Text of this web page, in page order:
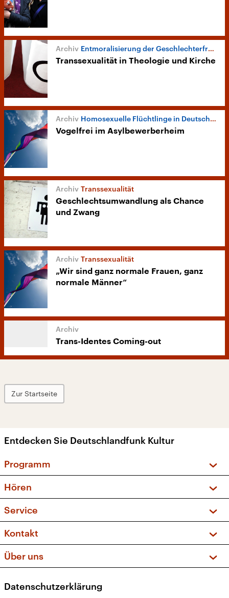
Entmoralisierung der Geschlechterfrage
Transsexualität in Theologie und Kirche
Homosexuelle Flüchtlinge in Deutschland
Vogelfrei im Asylbewerberheim
Transsexualität
Geschlechtsumwandlung als Chance
und Zwang
Transsexualität
„Wir sind ganz normale Frauen, ganz
normale Männer“
Trans-Identes Coming-out
Zur Startseite
Entdecken Sie Deutschlandfunk Kultur
Programm
Sendungen und Podcasts
Musikliste
Kakadu – Das Kinderprogramm
Hören
Frequenzen (UKW + DAB+)
Service
FAQ
Apps
Newsletter
Kontakt
Social Media
Über uns
Presse
Datenschutzerklärung